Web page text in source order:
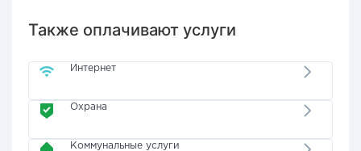
Также оплачивают услуги
Интернет
Охрана
Коммунальные услуги